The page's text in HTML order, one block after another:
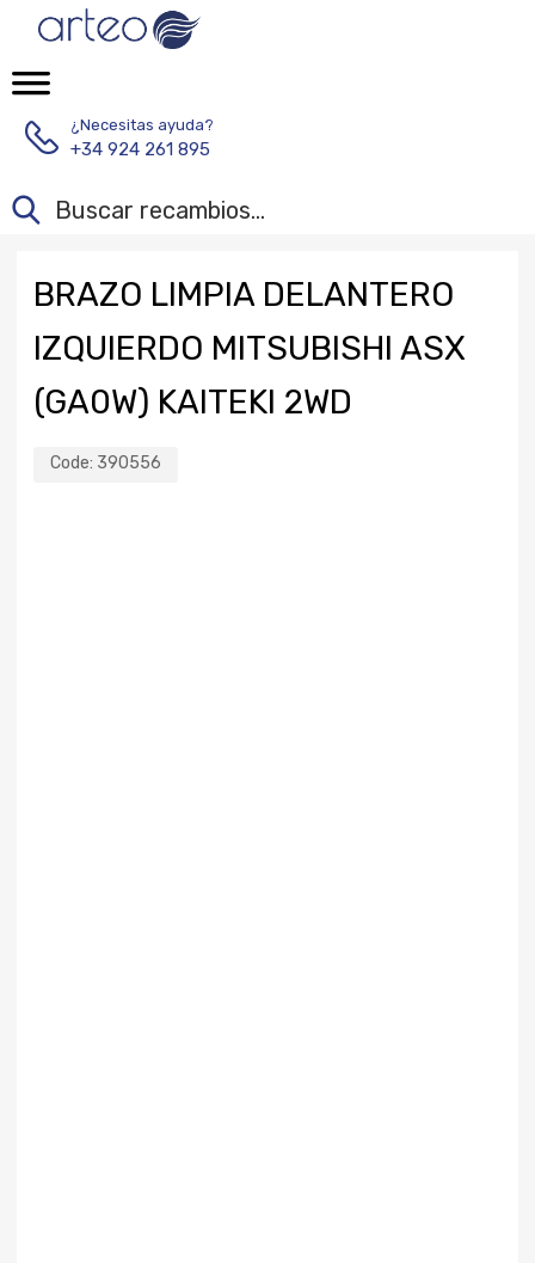
¿Necesitas ayuda?
+34 924 261 895
BRAZO LIMPIA DELANTERO
IZQUIERDO MITSUBISHI ASX
(GA0W) KAITEKI 2WD
Code: 390556